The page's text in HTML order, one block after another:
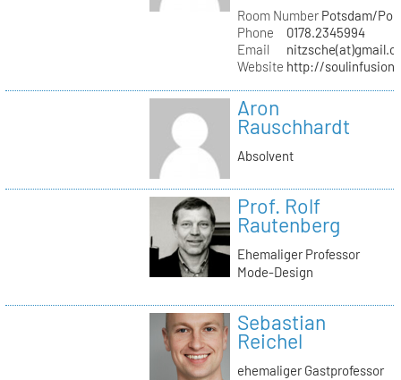
Room NumberPotsdam/
Phone
0178.2345994
Email
Website http://
Aron
Rauschhardt
Absolvent
Prof. Rolf
Rautenberg
Ehemaliger Professor
Mode-Design
Sebastian
Reichel
ehemaliger Gastprofessor